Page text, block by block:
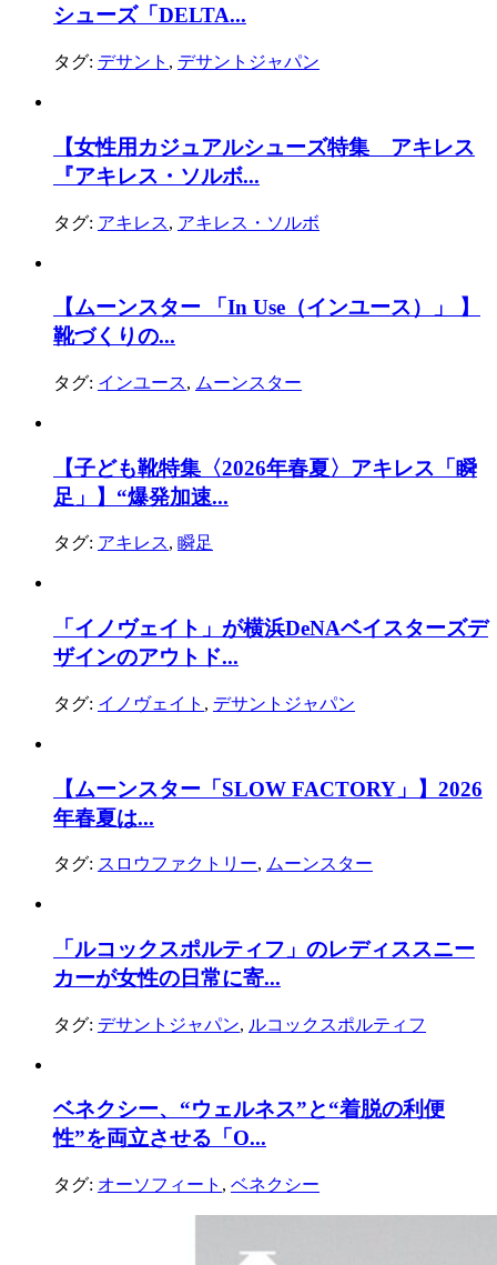
シューズ「DELTA...
タグ: デサント , デサントジャパン
【女性用カジュアルシューズ特集 アキレス
『アキレス・ソルボ...
タグ: アキレス, アキレス・ソルボ
【ムーンスター 「In Use（インユース）」 】
靴づくりの...
タグ: インユース, ムーンスター
【子ども靴特集〈2026年春夏〉アキレス「瞬
足」】“爆発加速...
タグ: アキレス, 瞬足
「イノヴェイト」が横浜DeNAベイスターズデ
ザインのアウトド...
タグ: イノヴェイト , デサントジャパン
【ムーンスター「SLOW FACTORY」】2026
年春夏は...
タグ: スロウファクトリー, ムーンスター
「ルコックスポルティフ」のレディススニー
カーが女性の日常に寄...
タグ: デサントジャパン, ルコックスポルティフ
ベネクシー、“ウェルネス”と“着脱の利便
性”を両立させる「O...
タグ: オーソフィート , ベネクシー